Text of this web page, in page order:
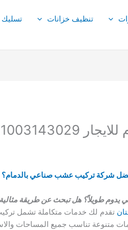
تنظيف خزانات
نجيل صناعي
طويلاً؟ هل تبحث عن طريقة مثالية
تقدم لك خدمات متكاملة تشمل
متنوعة تناسب جميع المساحات